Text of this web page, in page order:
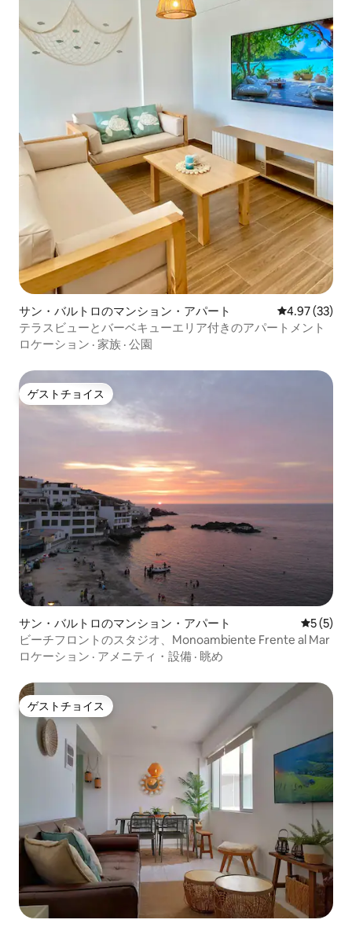
サン・バルトロのマンション・アパート レビュー33
4.97 (33)
テラスビューとバーベキューエリア付きのアパートメント
ロケーション · 家族 · 公園
ゲストチョイス
ゲストチョイス
サン・バルトロのマンション・アパート レビュー
5 (5)
ビーチフロントのスタジオ、Monoambiente Frente al Mar
ロケーション · アメニティ・設備 · 眺め
ゲストチョイス
ゲストチョイス